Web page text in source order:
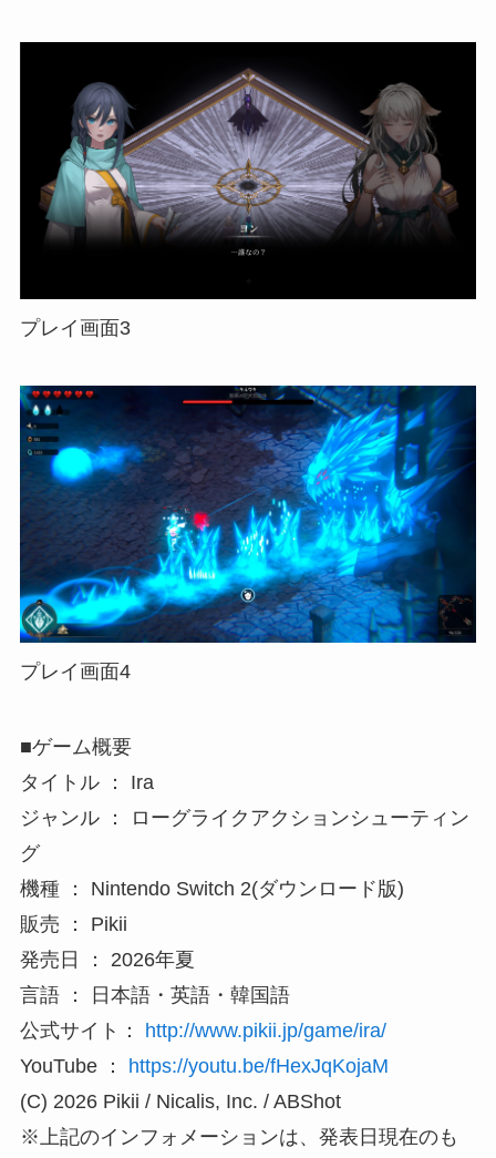
プレイ画面3
プレイ画面4
■ゲーム概要
タイトル ： Ira
ジャンル ： ローグライクアクションシューティン
グ
機種 ： Nintendo Switch 2(ダウンロード版)
販売 ： Pikii
発売日 ： 2026年夏
言語 ： 日本語・英語・韓国語
公式サイト： http://www.pikii.jp/game/ira/
YouTube ： https://youtu.be/fHexJqKojaM
(C) 2026 Pikii / Nicalis, Inc. / ABShot
※上記のインフォメーションは、発表日現在のも